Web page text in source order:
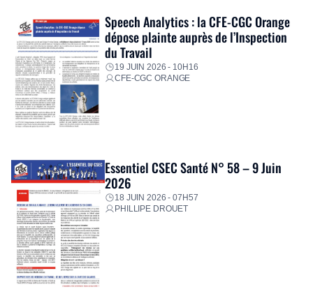
Speech Analytics : la CFE-CGC Orange
dépose plainte auprès de l’Inspection
du Travail
19 JUIN 2026 - 10H16
CFE-CGC ORANGE
Essentiel CSEC Santé N° 58 – 9 Juin
2026
18 JUIN 2026 - 07H57
PHILLIPE DROUET